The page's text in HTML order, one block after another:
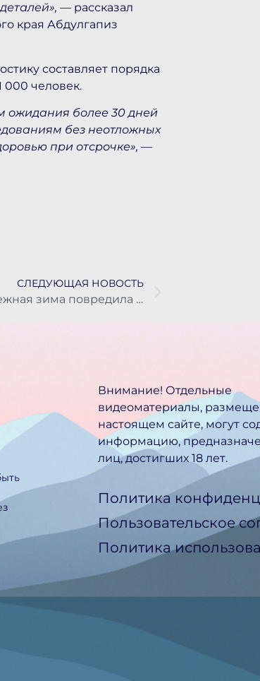
— рассказал
края Абдулгапиз
составляет порядка
000 человек.
ожидания более 30 дней
без неотложных
при отсрочке», —
СЛЕДУЮЩАЯ НОВОСТЬ
Аномально снежная зима повредила тропы в Долине гейзеров
Внимание! Отдельные
видеоматериалы,
настоящем сайте, могут
информацию,
лиц, достигших 18 лет.
Политика
Пользовательское
Политика